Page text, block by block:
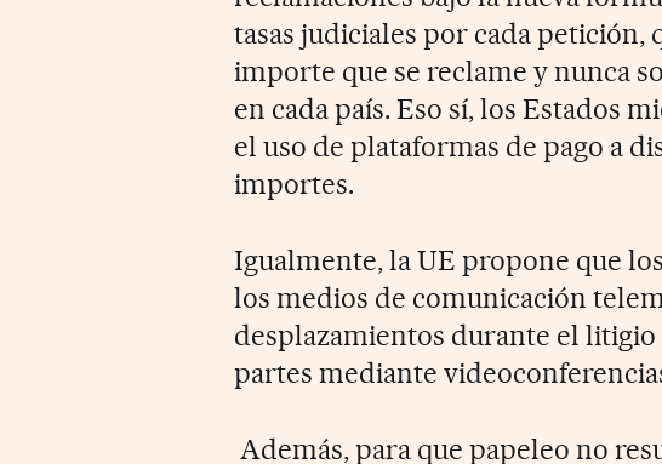
tasas judiciales por cada
importe que se reclame y nunca
en cada país. Eso sí, los Estados
el uso de plataformas de pago a
importes.
Igualmente, la UE propone que
los medios de comunicación
desplazamientos durante el litigio
partes mediante
Además, para que papeleo no